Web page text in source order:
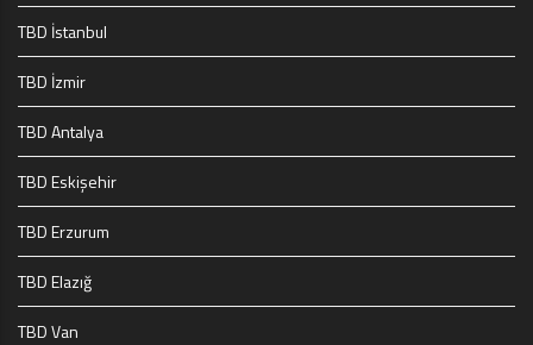
TBD İstanbul
TBD İzmir
TBD Antalya
TBD Eskişehir
TBD Erzurum
TBD Elazığ
TBD Van